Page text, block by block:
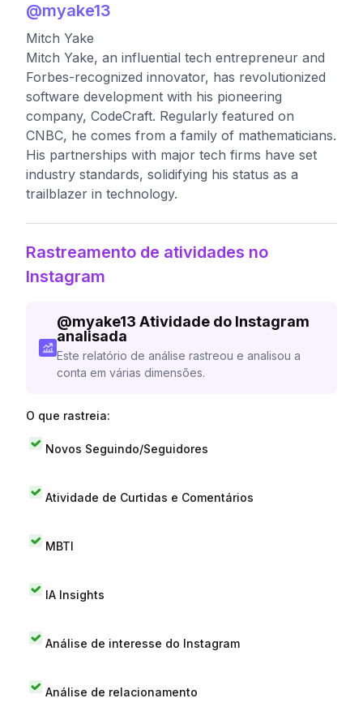
@myake13
Mitch Yake
Mitch Yake, an influential tech entrepreneur and
Forbes-recognized innovator, has revolutionized
software development with his pioneering
company, CodeCraft. Regularly featured on
CNBC, he comes from a family of mathematicians.
His partnerships with major tech firms have set
industry standards, solidifying his status as a
trailblazer in technology.
Rastreamento de atividades no
Instagram
@myake13 Atividade do Instagram
analisada
Este relatório de análise rastreou e analisou a
conta em várias dimensões.
O que rastreia:
Novos Seguindo/Seguidores
Atividade de Curtidas e Comentários
MBTI
IA Insights
Análise de interesse do Instagram
Análise de relacionamento